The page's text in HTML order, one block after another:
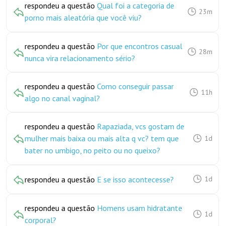
respondeu a questão Qual foi a categoria de
porno mais aleatória que você viu?
23m
respondeu a questão Por que encontros casual
nunca vira relacionamento sério?
28m
respondeu a questão Como conseguir passar
algo no canal vaginal?
11h
respondeu a questão Rapaziada, vcs gostam de
mulher mais baixa ou mais alta q vc? tem que
bater no umbigo, no peito ou no queixo?
1d
respondeu a questão E se isso acontecesse? 1d
respondeu a questão Homens usam hidratante
corporal?
1d